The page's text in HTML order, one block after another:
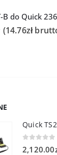
(14.76zł
Quick
2,120.00